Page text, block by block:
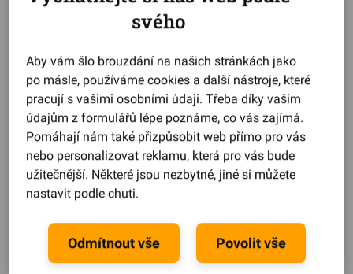
Aktuální hodnota:2584
2 584 Kč 21 737 Kč
Reprezentativní příklad
Během pár kroků se dozvíte,jaký můžete získat úrok
Splátku, dobu splácení i výši půjčkysi pak upravíte
na míru podle svého.
Spočítat půjčku
svého
Aby vám šlo brouzdání na našich stránkách jako
po másle, používáme cookies a další nástroje, které
pracují s vašimi osobními údaji. Třeba díky vašim
údajům z formulářů lépe poznáme, co vás zajímá.
Pomáhají nám také přizpůsobit web přímo pro vás
nebo personalizovat reklamu, která pro vás bude
užitečnější. Některé jsou nezbytné, jiné si můžete
nastavit podle chuti.
Odmítnout vše Povolit vše